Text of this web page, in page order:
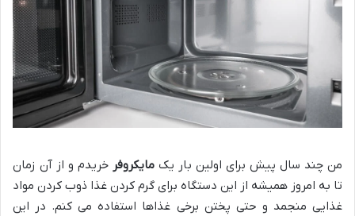
من چند سال پیش برای اولین بار یک مایکروفر خریدم و از آن زمان
تا به امروز همیشه از این دستگاه برای گرم کردن غذا ذوب کردن مواد
غذایی منجمد و حتی پختن برخی غذاها استفاده می کنم. در این